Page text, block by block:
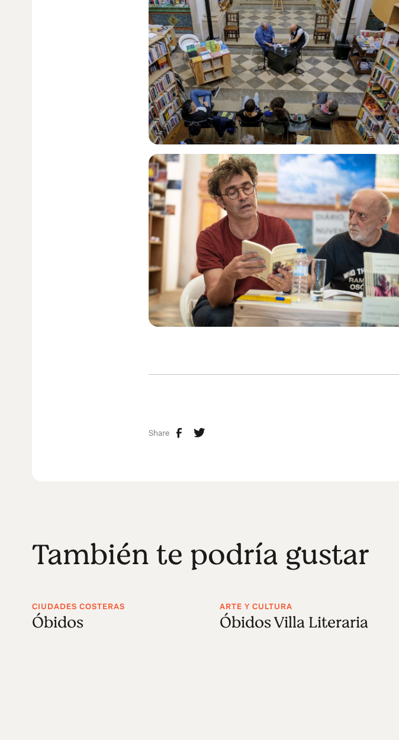
Share
También te podría gustar
CIUDADES COSTERAS
Óbidos
ARTE Y CULTURA
Óbidos Villa Literaria